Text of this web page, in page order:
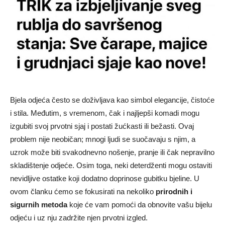
Bjela odjeća često se doživljava kao simbol elegancije, čistoće
i stila. Međutim, s vremenom, čak i najljepši komadi mogu
izgubiti svoj prvotni sjaj i postati žućkasti ili bežasti. Ovaj
problem nije neobičan; mnogi ljudi se suočavaju s njim, a
uzrok može biti svakodnevno nošenje, pranje ili čak nepravilno
skladištenje odjeće. Osim toga, neki deterdženti mogu ostaviti
nevidljive ostatke koji dodatno doprinose gubitku bjeline. U
ovom članku ćemo se fokusirati na nekoliko prirodnih i
sigurnih metodakoje će vam pomoći da obnovite vašu bijelu
odjeću i uz nju zadržite njen prvotni izgled.